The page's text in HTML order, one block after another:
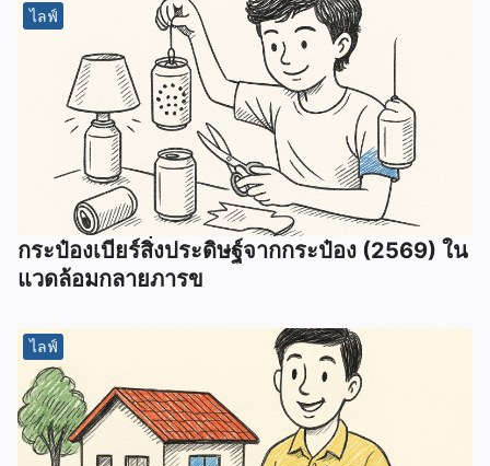
ไลฟ์
กระป๋องเบียร์สิ่งประดิษฐ์จากกระป๋อง (2569) ใน
แวดล้อมกลายภารข
ไลฟ์